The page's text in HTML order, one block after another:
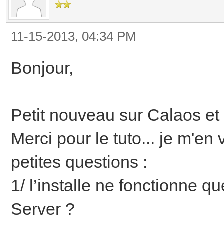
11-15-2013, 04:34 PM
Bonjour,
Petit nouveau sur Calaos
Merci pour le tuto... je m'en
petites questions :
1/ l’installe ne fonctionne
Server ?